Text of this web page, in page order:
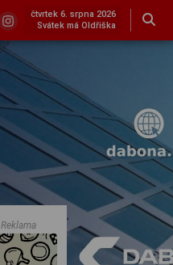
čtvrtek 6. srpna 2026
Svátek má Oldřiška
Reklama